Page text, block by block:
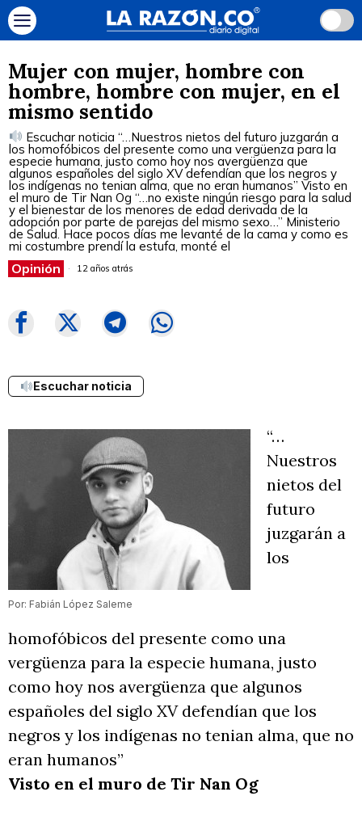
Mujer con mujer, hombre con
hombre, hombre con mujer, en el
mismo sentido
Escuchar noticia “…Nuestros nietos del futuro juzgarán a
los homofóbicos del presente como una vergüenza para la
especie humana, justo como hoy nos avergüenza que
algunos españoles del siglo XV defendían que los negros y
los indígenas no tenian alma, que no eran humanos” Visto en
el muro de Tir Nan Og “…no existe ningún riesgo para la salud
y el bienestar de los menores de edad derivada de la
adopción por parte de parejas del mismo sexo…” Ministerio
de Salud. Hace pocos días me levanté de la cama y como es
mi costumbre prendí la estufa, monté el
Opinión 12 años atrás
Escuchar noticia
Por: Fabián López Saleme
“…
Nuestros
nietos del
futuro
juzgarán a
los
homofóbicos del presente como una
vergüenza para la especie humana, justo
como hoy nos avergüenza que algunos
españoles del siglo XV defendían que los
negros y los indígenas no tenian alma, que no
eran humanos”
Visto en el muro de Tir Nan Og